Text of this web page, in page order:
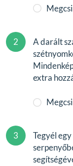
2
A darált
extra
3
Tegyél